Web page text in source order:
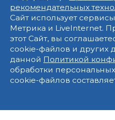
рекомендательных
Сайт использует
Метрика и LiveInternet.
этот Сайт, вы
cookie-файлов и других
данной Политикой
обработки
cookie-файлов